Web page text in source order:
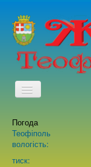
Погода
Теофіполь
вологість:
тиск: